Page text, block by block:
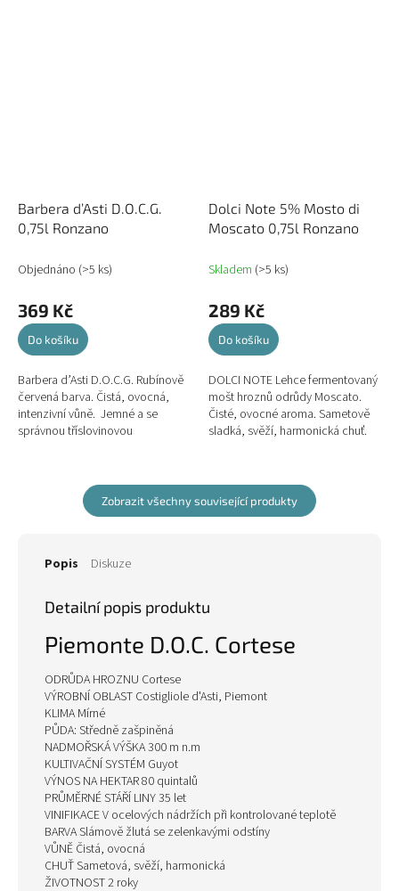
Barbera d’Asti D.O.C.G.
0,75l Ronzano
Objednáno (>5 ks)
369 Kč
Do košíku
Barbera d’Asti D.O.C.G. Rubínově
červená barva. Čistá, ovocná,
intenzivní vůně. Jemné a se
správnou tříslovinovou
Dolci Note 5% Mosto di
Moscato 0,75l Ronzano
Skladem (>5 ks)
289 Kč
Do košíku
DOLCI NOTE Lehce fermentovaný
mošt hroznů odrůdy Moscato.
Čisté, ovocné aroma. Sametově
sladká, svěží, harmonická chuť.
Zobrazit všechny související produkty
Popis Diskuze
Detailní popis produktu
Piemonte D.O.C. Cortese
ODRŮDA HROZNU Cortese
VÝROBNÍ OBLAST Costigliole d'Asti, Piemont
KLIMA Mírné
PŮDA: Středně zašpiněná
NADMOŘSKÁ VÝŠKA 300 m n.m
KULTIVAČNÍ SYSTÉM Guyot
VÝNOS NA HEKTAR 80 quintalů
PRŮMĚRNÉ STÁŘÍ LINY 35 let
VINIFIKACE V ocelových nádržích při kontrolované teplotě
BARVA Slámově žlutá se zelenkavými odstíny
VŮNĚ Čistá, ovocná
CHUŤ Sametová, svěží, harmonická
ŽIVOTNOST 2 roky